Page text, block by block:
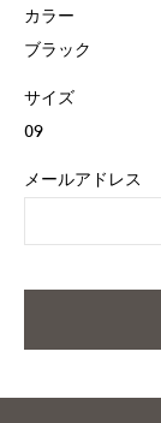
カラー
ブラック
サイズ
09
メールアドレス